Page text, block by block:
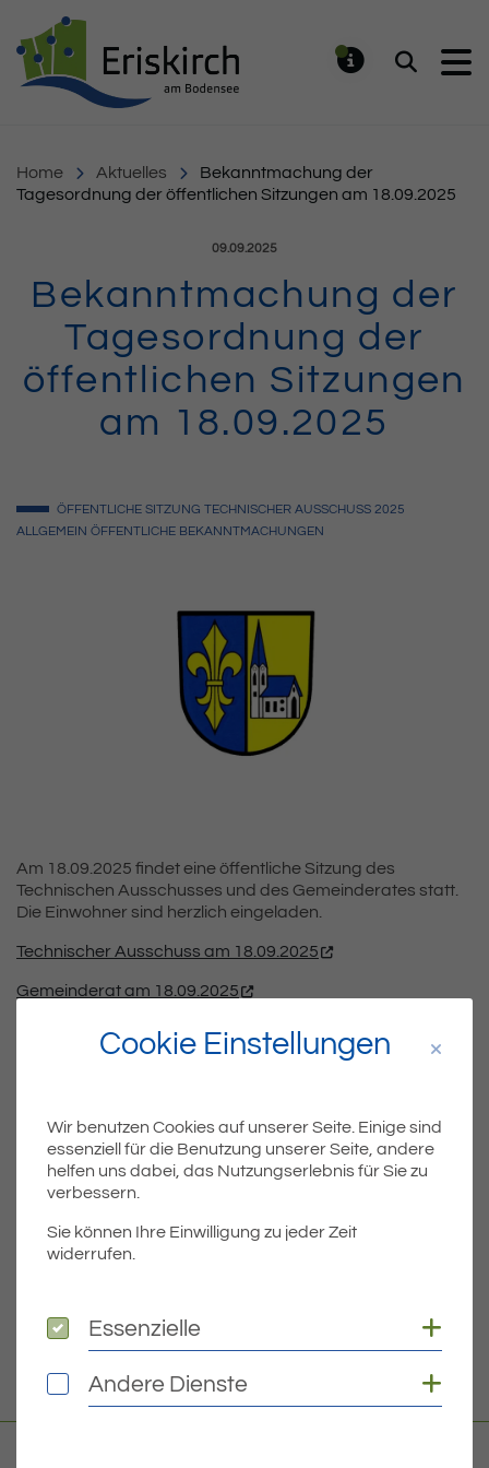
Suchen
Home Aktuelles
Bekanntmachung der
Tagesordnung der öffentlichen Sitzungen am 18.09.2025
Veröffentlicht am:
09.09.2025
Bekanntmachung der
Tagesordnung der
öffentlichen Sitzungen
am 18.09.2025
ÖFFENTLICHE SITZUNG TECHNISCHER AUSSCHUSS 2025
ALLGEMEIN ÖFFENTLICHE BEKANNTMACHUNGEN
Am 18.09.2025 findet eine öffentliche Sitzung des
Technischen Ausschusses und des Gemeinderates statt.
Die Einwohner sind herzlich eingeladen.
Technischer Ausschuss am 18.09.2025
Gemeinderat am 18.09.2025
ÄLTERE
NEUERE
Titel für Beitrag
Gesamtsperrung des Mauernriedtunnels vom 08.10. auf den 09.10.2025
Cookie Einstellungen
Wir benutzen Cookies auf unserer Seite. Einige sind
essenziell für die Benutzung unserer Seite, andere
helfen uns dabei, das Nutzungserlebnis für Sie zu
verbessern.
Sie können Ihre Einwilligung zu jeder Zeit
widerrufen.
Essenzielle
Essenzielle
Andere Dienste
Andere Dienste